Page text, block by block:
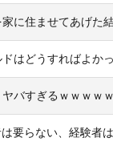
家に住ませてあげた
はどうすればよか
バすぎるｗｗｗｗｗ
要らない、経験者